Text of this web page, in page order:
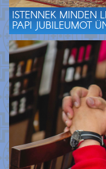
ISTENNEK MINDEN
PAPI JUBILEUMOT